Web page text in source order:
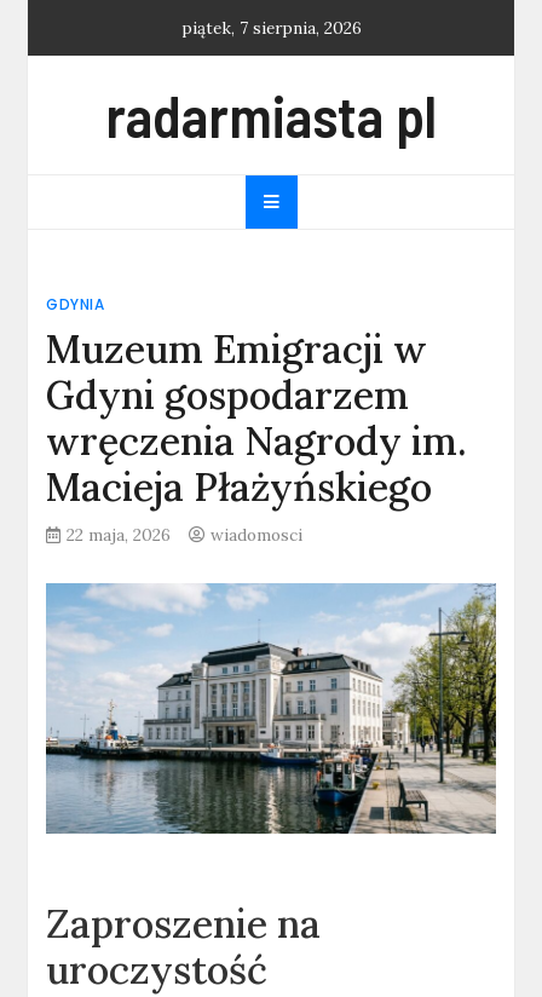
piątek, 7 sierpnia, 2026
radarmiasta pl
GDYNIA
Muzeum Emigracji w
Gdyni gospodarzem
wręczenia Nagrody im.
Macieja Płażyńskiego
22 maja, 2026 wiadomosci
Zaproszenie na
uroczystość